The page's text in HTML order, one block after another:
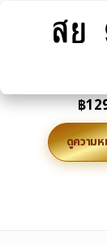
สย
฿
ดูความ